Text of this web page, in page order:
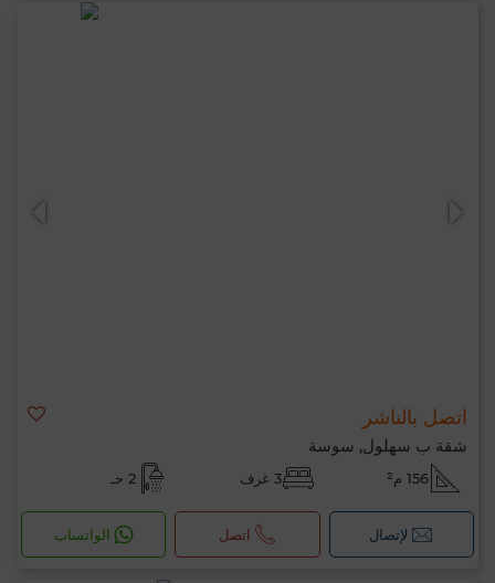
اتصل بالناشر
شقة ب سهلول, سوسة
156 م² 3 غرف 2 حـ
لإتصال اتصل الواتساب